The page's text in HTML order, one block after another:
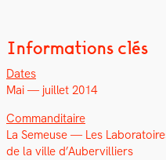
Informations clés
Dates
Mai — juil­let 2014
Com­man­di­taire
La Semeuse — Les
de la ville d’Aubervilliers